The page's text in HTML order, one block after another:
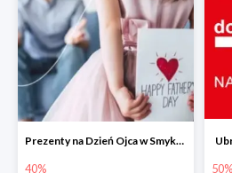
Prezenty na Dzień Ojca w Smyku do -40%
40% 50%